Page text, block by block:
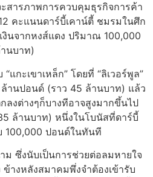
ะสารภาพการควบคุมธุรกิจการค้า
คะแนนดาร์บี้เคาน์ตี้ ชมรมในศึก
นจากหงส์แดง ปริมาณ 100,000
นบาท)
กะเขาเหล็ก” โดยที่ “ลิเวอร์พูล”
ล้านปอนด์ (ราว 45 ล้านบาท) แล้ว
ลงต่างๆก็บางทีอาจสูงมากขึ้นไป
ล้านบาท) หนึ่งในโบนัสที่ดาร์บี้
100,000 ปอนด์ในทันที
ม ซึ่งนับเป็นการช่วยต่อลมหายใจ
ข้างหลังสมาคมพึ่งจำต้องเข้ารับ